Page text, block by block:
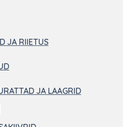
JA RIIETUS
JA LAAGRID